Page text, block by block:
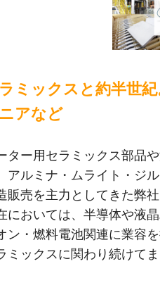
ミックスと約半世
アなど
ター用セラミックス部品
アルミナ・ムライト・ジ
販売を主力としてきた弊
においては、半導体や液
ン・燃料電池関連に業容
ミックスに関わり続けて